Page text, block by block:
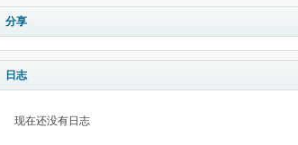
分享
日志
现在还没有日志